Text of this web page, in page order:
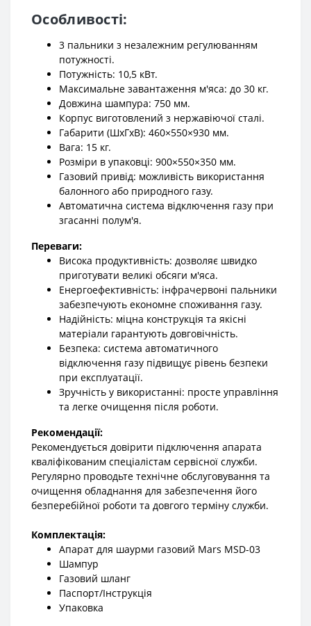
Особливості:
3 пальники з незалежним регулюванням
потужності.
Потужність: 10,5 кВт.
Максимальне завантаження м'яса: до 30 кг.
Довжина шампура: 750 мм.
Корпус виготовлений з нержавіючої сталі.
Габарити (ШхГхВ): 460×550×930 мм.
Вага: 15 кг.
Розміри в упаковці: 900×550×350 мм.
Газовий привід: можливість використання
балонного або природного газу.
Автоматична система відключення газу при
згасанні полум'я.
Переваги:
Висока продуктивність: дозволяє швидко
приготувати великі обсяги м'яса.
Енергоефективність: інфрачервоні пальники
забезпечують економне споживання газу.
Надійність: міцна конструкція та якісні
матеріали гарантують довговічність.
Безпека: система автоматичного
відключення газу підвищує рівень безпеки
при експлуатації.
Зручність у використанні: просте управління
та легке очищення після роботи.
Рекомендації:
Рекомендується довірити підключення апарата
кваліфікованим спеціалістам сервісної служби.
Регулярно проводьте технічне обслуговування та
очищення обладнання для забезпечення його
безперебійної роботи та довгого терміну служби.
Комплектація:
Апарат для шаурми газовий Mars MSD-03
Шампур
Газовий шланг
Паспорт/Інструкція
Упаковка